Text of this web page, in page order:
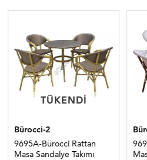
TÜKENDI
TÜKENDI
Bürocci-2
9695A-Bürocci Rattan
Masa Sandalye Takımı